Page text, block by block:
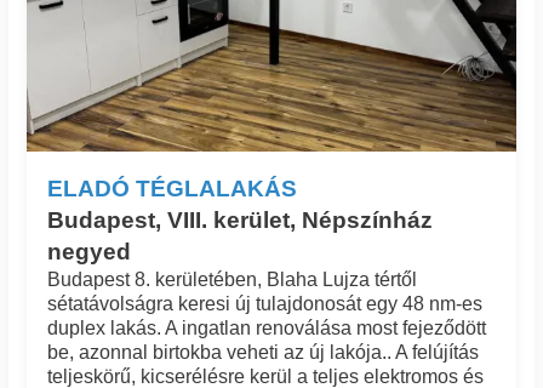
ELADÓ TÉGLALAKÁS
Budapest, VIII. kerület, Népszínház
negyed
Budapest 8. kerületében, Blaha Lujza tértől
sétatávolságra keresi új tulajdonosát egy 48 nm-es
duplex lakás. A ingatlan renoválása most fejeződött
be, azonnal birtokba veheti az új lakója.. A felújítás
teljeskörű, kicserélésre kerül a teljes elektromos és